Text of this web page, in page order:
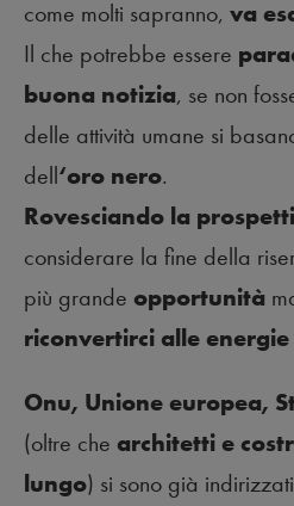
come molti sapranno, va
Il che potrebbe essere
buona notizia, se non
delle attività umane si
dell‘oro nero.
Rovesciando la
considerare la fine della
più grande opportunità
riconvertirci alle
Onu, Unione europea,
(oltre che architetti e
lungo) si sono già